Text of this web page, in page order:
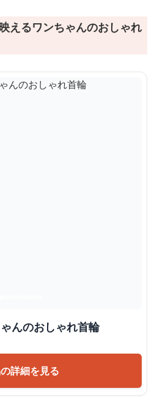
えるワンちゃんのおしゃれ
輪 ワンちゃんのおしゃれ首輪
詳細を見る